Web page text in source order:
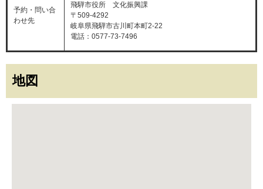
予約・問い合
わせ先
飛騨市役所 文化振興課
〒509-4292
岐阜県飛騨市古川町本町2-22
電話：0577-73-7496
地図